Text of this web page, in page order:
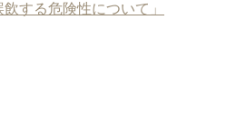
する危険性について」